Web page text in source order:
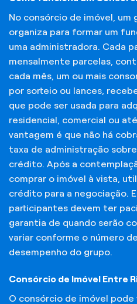
No consórcio de imóvel, um
organiza para formar um
uma administradora. Cada
mensalmente parcelas,
cada mês, um ou mais
por sorteio ou lances,
que pode ser usada para
residencial, comercial ou
vantagem é que não há
taxa de administração
crédito. Após a
comprar o imóvel à vista,
crédito para a negociação.
participantes devem ter
garantia de quando serão
variar conforme o número
desempenho do grupo.
Consórcio de Imóvel Entre
O consórcio de imóvel pode